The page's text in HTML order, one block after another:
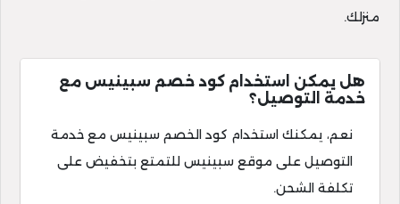
منزلك.
هل يمكن استخدام كود خصم سبينيس مع
خدمة التوصيل؟
نعم، يمكنك استخدام كود الخصم سبينيس مع خدمة
التوصيل على موقع سبينيس للتمتع بتخفيض على
تكلفة الشحن.